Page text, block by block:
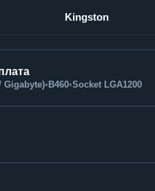
Kingston
Gigabyte)• B460•Socket LGA1200